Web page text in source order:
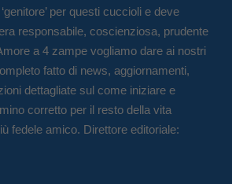
per questi cuccioli e deve
responsabile, coscienziosa, prudente
a 4 zampe vogliamo dare ai nostri
fatto di news, aggiornamenti,
dettagliate sul come iniziare e
corretto per il resto della vita
fedele amico. Direttore editoriale: